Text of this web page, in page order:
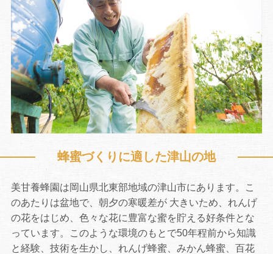
お買い物を続ける カートへ進む
蜂蜜づくりに適した津山の地
美甘養蜂園は岡山県北東部地域の津山市にあります。こ
のあたりは盆地で、朝夕の寒暖差が 大きいため、れんげ
の花をはじめ、色々な花に豊富な蜜を貯える好条件とな
っています。このような環境のもとで50年程前から知識
と経験、技術を生かし、れんげ蜂蜜、みかん蜂蜜、百花